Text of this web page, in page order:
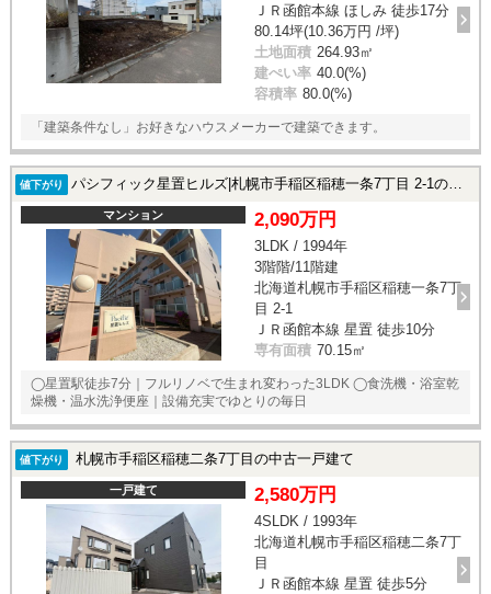
ＪＲ函館本線 ほしみ 徒歩17分
80.14坪(10.36万円 /坪)
土地面積 264.93㎡
建ぺい率 40.0(%)
容積率 80.0(%)
「建築条件なし」お好きなハウスメーカーで建築できます。
値下がり パシフィック星置ヒルズ|札幌市手稲区稲穂一条7丁目 2-1の中古マンション
マンション 2,090万円
3LDK / 1994年
3階階/11階建
北海道札幌市手稲区稲穂一条7丁
目 2-1
ＪＲ函館本線 星置 徒歩10分
専有面積 70.15㎡
◯星置駅徒歩7分｜フルリノベで生まれ変わった3LDK ◯食洗機・浴室乾
燥機・温水洗浄便座｜設備充実でゆとりの毎日
値下がり 札幌市手稲区稲穂二条7丁目の中古一戸建て
一戸建て 2,580万円
4SLDK / 1993年
北海道札幌市手稲区稲穂二条7丁
目
ＪＲ函館本線 星置 徒歩5分